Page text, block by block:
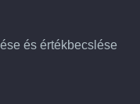
és értékbecslése